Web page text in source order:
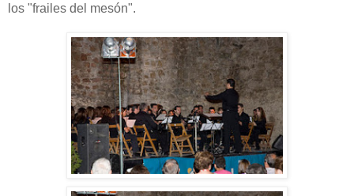
los "frailes del mesón".